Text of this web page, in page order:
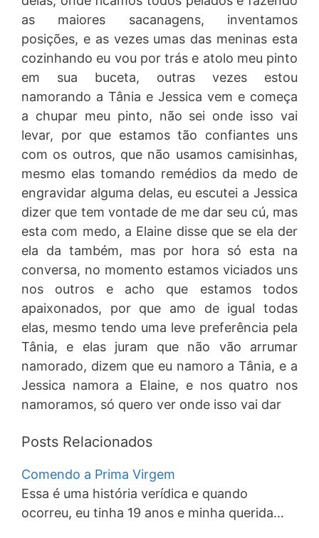
as maiores sacanagens, inventamos
posições, e as vezes umas das meninas esta
cozinhando eu vou por trás e atolo meu pinto
em sua buceta, outras vezes estou
namorando a Tânia e Jessica vem e começa
a chupar meu pinto, não sei onde isso vai
levar, por que estamos tão confiantes uns
com os outros, que não usamos camisinhas,
mesmo elas tomando remédios da medo de
engravidar alguma delas, eu escutei a Jessica
dizer que tem vontade de me dar seu cú, mas
esta com medo, a Elaine disse que se ela der
ela da também, mas por hora só esta na
conversa, no momento estamos viciados uns
nos outros e acho que estamos todos
apaixonados, por que amo de igual todas
elas, mesmo tendo uma leve preferência pela
Tânia, e elas juram que não vão arrumar
namorado, dizem que eu namoro a Tânia, e a
Jessica namora a Elaine, e nos quatro nos
namoramos, só quero ver onde isso vai dar
Posts Relacionados
Comendo a Prima Virgem
Essa é uma história verídica e quando
ocorreu, eu tinha 19 anos e minha querida…